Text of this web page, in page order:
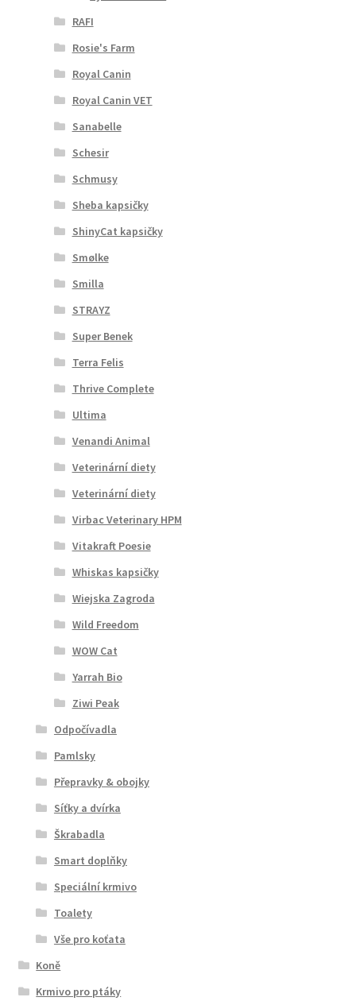
RAFI
Rosie's Farm
Royal Canin
Royal Canin VET
Sanabelle
Schesir
Schmusy
Sheba kapsičky
ShinyCat kapsičky
Smølke
Smilla
STRAYZ
Super Benek
Terra Felis
Thrive Complete
Ultima
Venandi Animal
Veterinární diety
Veterinární diety
Virbac Veterinary HPM
Vitakraft Poesie
Whiskas kapsičky
Wiejska Zagroda
Wild Freedom
WOW Cat
Yarrah Bio
Ziwi Peak
Odpočívadla
Pamlsky
Přepravky & obojky
Síťky a dvírka
Škrabadla
Smart doplňky
Speciální krmivo
Toalety
Vše pro koťata
Koně
Krmivo pro ptáky